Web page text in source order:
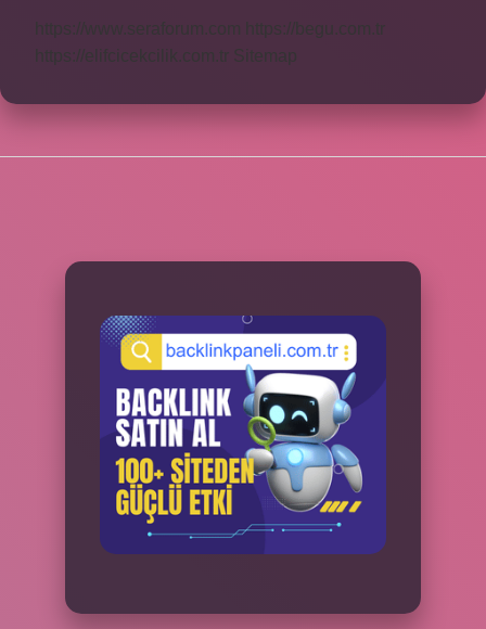
https://www.seraforum.com
https://begu.com.tr
https://elifcicekcilik.com.tr Sitemap